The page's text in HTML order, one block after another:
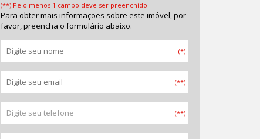
(**) Pelo menos 1 campo deve ser preenchido
Para obter mais informações sobre este imóvel, por
favor, preencha o formulário abaixo.
(*)
(**)
(**)